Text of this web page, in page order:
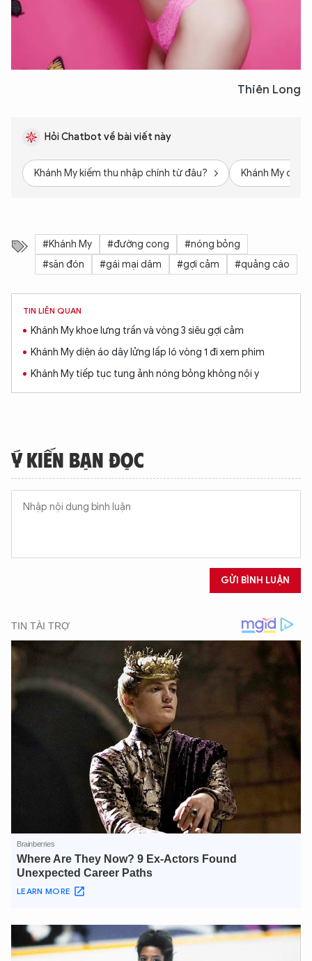
Thiên Long
Hỏi Chatbot về bài viết này
Khánh My kiếm thu nhập chính từ đâu? Khánh My có
#Khánh My #đường cong
#nóng bỏng
#săn đón
#gái mại dâm #gợi cảm #quảng cáo
TIN LIÊN QUAN
Khánh My khoe lưng trần và vòng 3 siêu gợi cảm
Khánh My diện áo dây lửng lấp ló vòng 1 đi xem phim
Khánh My tiếp tục tung ảnh nóng bỏng không nội y
Ý KIẾN BẠN ĐỌC
GỬI BÌNH LUẬN